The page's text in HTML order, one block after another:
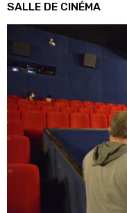
SALLE DE CINÉMA